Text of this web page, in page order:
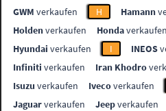
GWM verkaufen H Hamann
Holdenverkaufen Hondaverkaufen
Hyundai verkaufen I INEOS
Infiniti verkaufen Iran Khodro
Isuzu verkaufen Ivecoverkaufen
Jaguarverkaufen Jeepverkaufen